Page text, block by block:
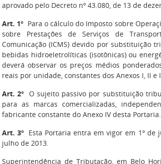
aprovado pelo Decreto nº 43.080, de 13 de
Art. 1º Para o cálculo do Imposto sobre
sobre Prestações de Serviços de
Comunicação (ICMS) devido por substituição
bebidas hidroeletrolíticas (isotônicas) ou
deverá observar os preços médios
reais por unidade, constantes dos Anexos I, II e
Art. 2º O sujeito passivo por substituição
para as marcas comercializadas,
fabricante constante do Anexo IV desta Portaria.
Art. 3ºEsta Portaria entra em vigor em 1º de
julho de 2013.
Superintendência de Tributação, em Belo